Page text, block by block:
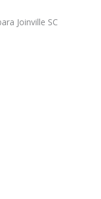
Joinville SC